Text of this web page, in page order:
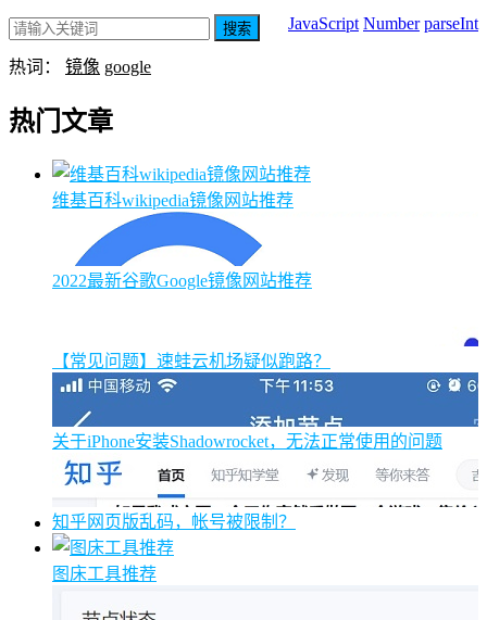
JavaScript Number parseInt
搜索
热词： 镜像 google
热门文章
维基百科wikipedia镜像网站推荐
2022最新谷歌Google镜像网站推荐
【常见问题】速蛙云机场疑似跑路？
关于iPhone安装Shadowrocket，无法正常使用的问题
知乎网页版乱码，帐号被限制？
图床工具推荐